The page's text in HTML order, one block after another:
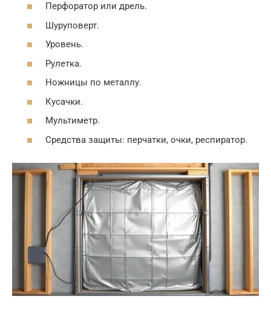
Перфоратор или дрель.
Шуруповерт.
Уровень.
Рулетка.
Ножницы по металлу.
Кусачки.
Мультиметр.
Средства защиты: перчатки, очки, респиратор.